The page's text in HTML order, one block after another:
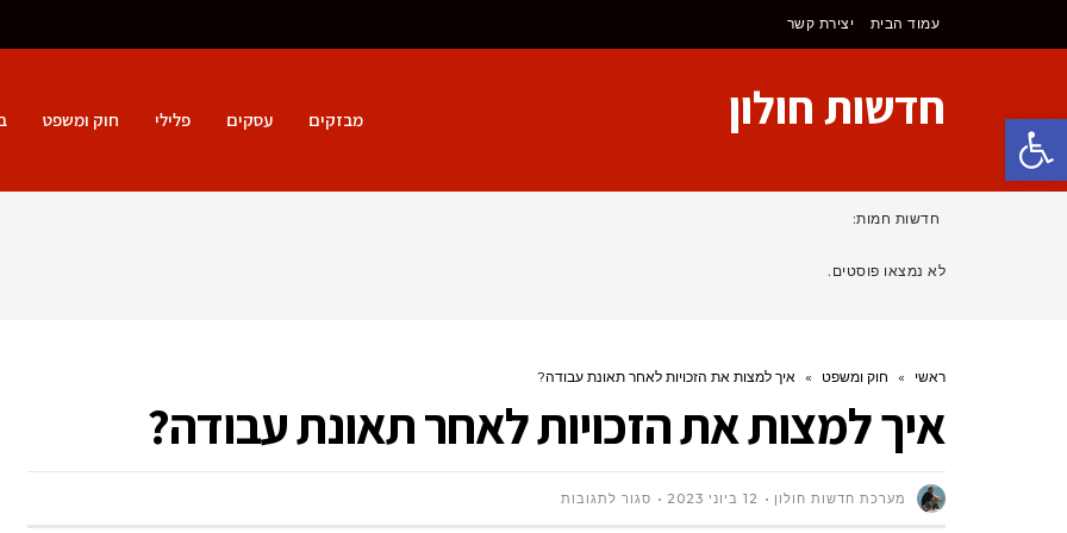
פתח סרגל נגישות
עמוד הבית יצירת קשר
חדשות חולון מבזקים עסקים פלילי חוק ומשפט
חדשות חמות:
לא נמצאו פוסטים.
ראשי » חוק ומשפט » איך למצות את הזכויות לאחר תאונת עבודה?
איך למצות את הזכויות לאחר תאונת עבודה?
מערכת חדשות חולון 12 ביוני 2023 סגור לתגובותעל